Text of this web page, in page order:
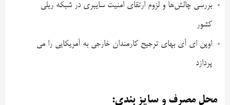
بررسی چالش‌ها و لزوم ارتقای امنیت سایبری در شبکه ریلی
کشور
اوپن ای آی بهای ترجیح کارمندان خارجی به آمریکایی را می
پردازد
محل مصرف و سایز بندی: